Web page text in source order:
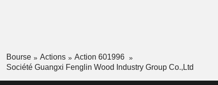
Bourse Actions
Action 601996
Société Guangxi Fenglin Wood Industry Group Co.,Ltd